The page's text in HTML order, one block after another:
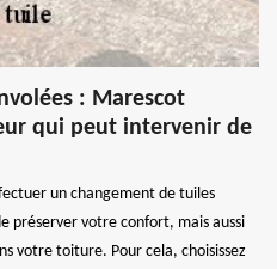
: Marescot
qui peut intervenir de
un changement de tuiles
préserver votre confort, mais aussi
votre toiture. Pour cela, choisissez